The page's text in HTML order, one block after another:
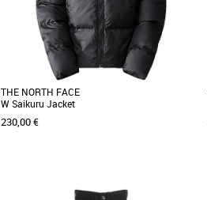
THE NORTH FACE
W Saikuru Jacket
230,00 €